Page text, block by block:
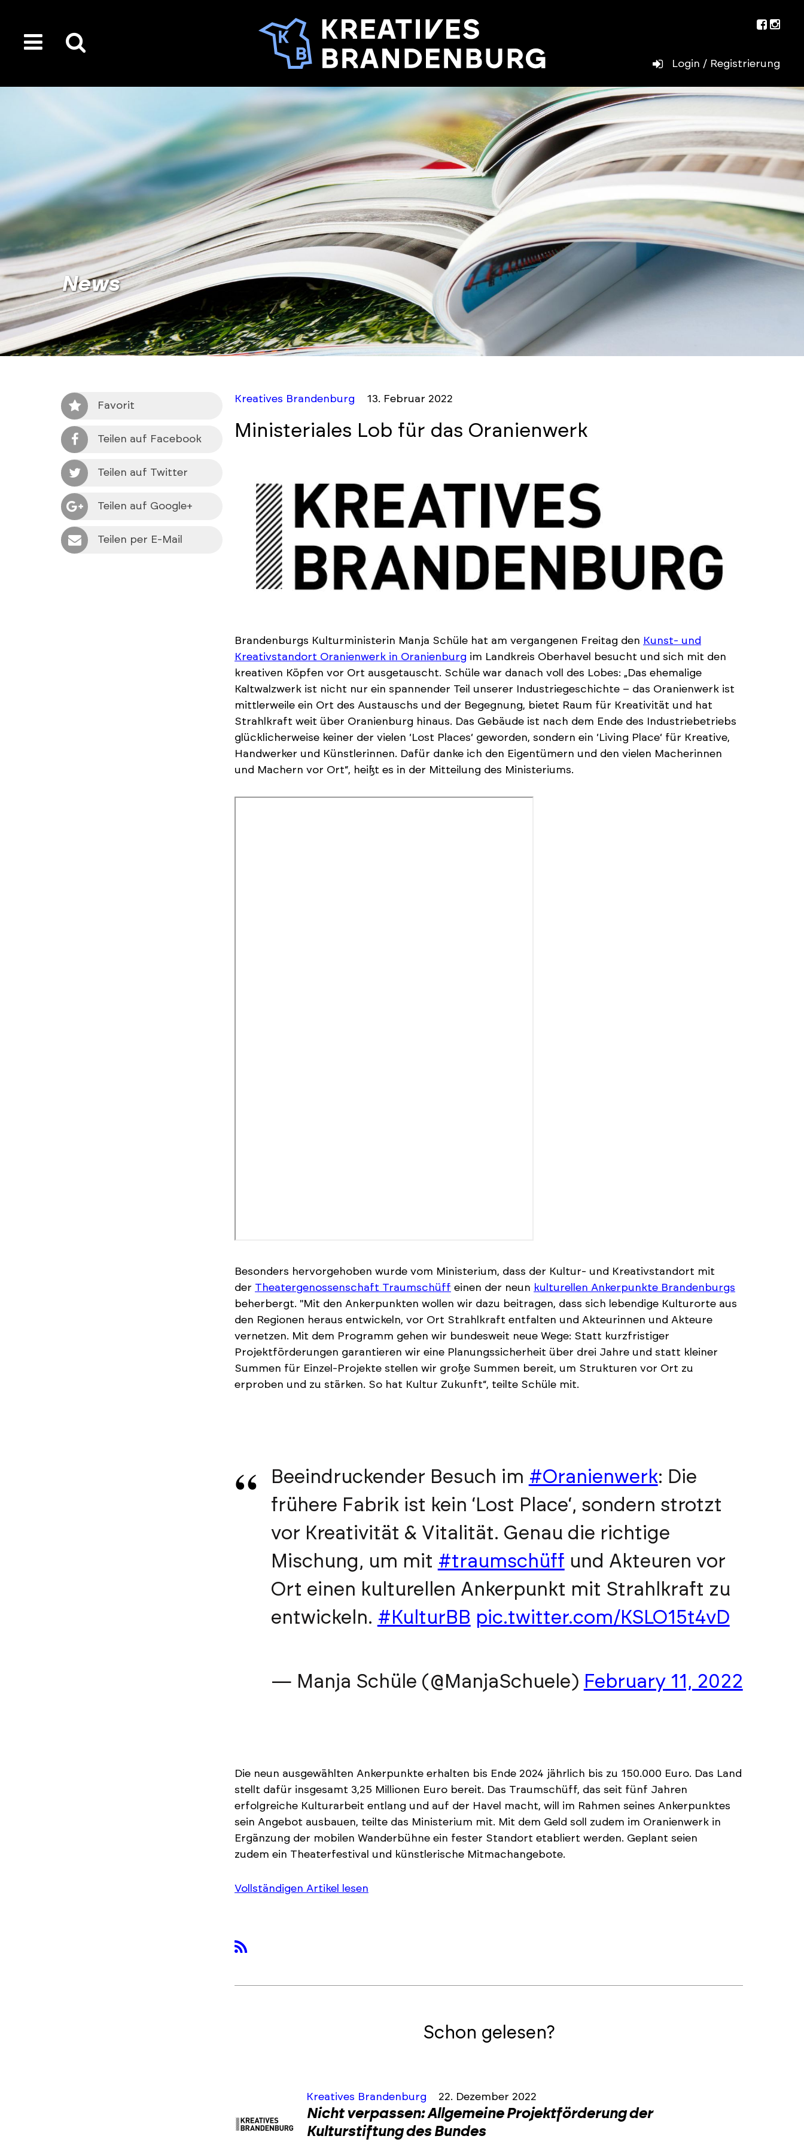
toggle
der
Login / Registrierung
News
Favorit
Teilen auf Facebook
Teilen auf Twitter
Teilen auf Google+
Teilen per E-Mail
Kreatives Brandenburg 13. Februar 2022
Ministeriales Lob für das Oranienwerk
Brandenburgs Kulturministerin Manja Schüle hat am vergangenen Freitag den Kunst- und
Kreativstandort Oranienwerk in Oranienburg im Landkreis Oberhavel besucht und sich mit den
kreativen Köpfen vor Ort ausgetauscht. Schüle war danach voll des Lobes: „Das ehemalige
Kaltwalzwerk ist nicht nur ein spannender Teil unserer Industriegeschichte – das Oranienwerk ist
mittlerweile ein Ort des Austauschs und der Begegnung, bietet Raum für Kreativität und hat
Strahlkraft weit über Oranienburg hinaus. Das Gebäude ist nach dem Ende des Industriebetriebs
glücklicherweise keiner der vielen ‘Lost Places‘ geworden, sondern ein ‘Living Place‘ für Kreative,
Handwerker und Künstlerinnen. Dafür danke ich den Eigentümern und den vielen Macherinnen
und Machern vor Ort“, heißt es in der Mitteilung des Ministeriums.
Besonders hervorgehoben wurde vom Ministerium, dass der Kultur- und Kreativstandort mit
der Theatergenossenschaft Traumschüff einen der neun kulturellen Ankerpunkte Brandenburgs
beherbergt. "Mit den Ankerpunkten wollen wir dazu beitragen, dass sich lebendige Kulturorte aus
den Regionen heraus entwickeln, vor Ort Strahlkraft entfalten und Akteurinnen und Akteure
vernetzen. Mit dem Programm gehen wir bundesweit neue Wege: Statt kurzfristiger
Projektförderungen garantieren wir eine Planungssicherheit über drei Jahre und statt kleiner
Summen für Einzel-Projekte stellen wir große Summen bereit, um Strukturen vor Ort zu
erproben und zu stärken. So hat Kultur Zukunft“, teilte Schüle mit.
Beeindruckender Besuch im #Oranienwerk: Die
frühere Fabrik ist kein ‘Lost Place‘, sondern strotzt
vor Kreativität & Vitalität. Genau die richtige
Mischung, um mit #traumschüff und Akteuren vor
Ort einen kulturellen Ankerpunkt mit Strahlkraft zu
entwickeln. #KulturBB pic.twitter.com/KSLO15t4vD
— Manja Schüle (@ManjaSchuele) February 11, 2022
Die neun ausgewählten Ankerpunkte erhalten bis Ende 2024 jährlich bis zu 150.000 Euro. Das Land
stellt dafür insgesamt 3,25 Millionen Euro bereit. Das Traumschüff, das seit fünf Jahren
erfolgreiche Kulturarbeit entlang und auf der Havel macht, will im Rahmen seines Ankerpunktes
sein Angebot ausbauen, teilte das Ministerium mit. Mit dem Geld soll zudem im Oranienwerk in
Ergänzung der mobilen Wanderbühne ein fester Standort etabliert werden. Geplant seien
zudem ein Theaterfestival und künstlerische Mitmachangebote.
Vollständigen Artikel lesen
rss
Schon gelesen?
Kreatives Brandenburg 22. Dezember 2022
Nicht verpassen: Allgemeine Projektförderung der
Kulturstiftung des Bundes